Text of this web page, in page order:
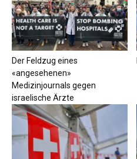
Der Feldzug eines
«angesehenen»
Medizinjournals gegen
israelische Ärzte